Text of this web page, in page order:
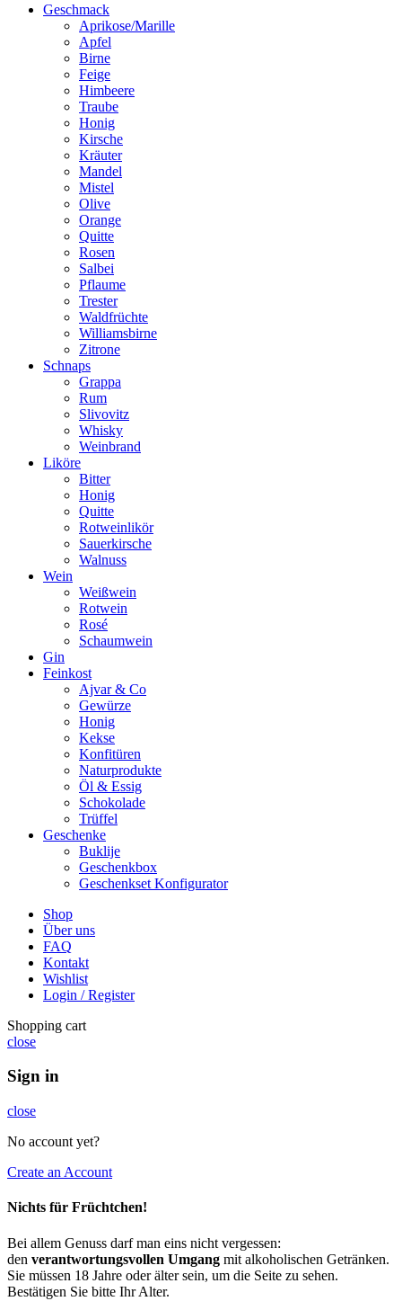
Geschmack
Aprikose/Marille
Apfel
Birne
Feige
Himbeere
Traube
Honig
Kirsche
Kräuter
Mandel
Mistel
Olive
Orange
Quitte
Rosen
Salbei
Pflaume
Trester
Waldfrüchte
Williamsbirne
Zitrone
Schnaps
Grappa
Rum
Slivovitz
Whisky
Weinbrand
Liköre
Bitter
Honig
Quitte
Rotweinlikör
Sauerkirsche
Walnuss
Wein
Weißwein
Rotwein
Rosé
Schaumwein
Gin
Feinkost
Ajvar & Co
Gewürze
Honig
Kekse
Konfitüren
Naturprodukte
Öl & Essig
Schokolade
Trüffel
Geschenke
Buklije
Geschenkbox
Geschenkset Konfigurator
Shop
Über uns
FAQ
Kontakt
Wishlist
Login / Register
Shopping cart
close
Sign in
close
No account yet?
Create an Account
Nichts für Früchtchen!
Bei allem Genuss darf man eins nicht vergessen:
den verantwortungsvollen Umgang mit alkoholischen Getränken.
Sie müssen 18 Jahre oder älter sein, um die Seite zu sehen.
Bestätigen Sie bitte Ihr Alter.